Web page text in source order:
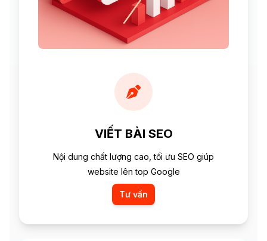
VIẾT BÀI SEO
Nội dung chất lượng cao, tối ưu SEO giúp
website lên top Google
Tư vấn